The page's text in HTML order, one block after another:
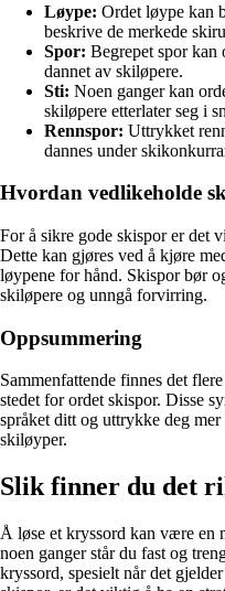
Løype: Ordet løype kan
beskrive de merkede
Spor: Begrepet spor kan
dannet av skiløpere.
Sti: Noen ganger kan
skiløpere etterlater seg i
Rennspor: Uttrykket
dannes under
Hvordan vedlikeholde
For å sikre gode skispor er det
Dette kan gjøres ved å kjøre
løypene for hånd. Skispor bør
skiløpere og unngå forvirring.
Oppsummering
Sammenfattende finnes det
stedet for ordet skispor. Disse
språket ditt og uttrykke deg
skiløyper.
Slik finner du det
Å løse et kryssord kan være en
noen ganger står du fast og
kryssord, spesielt når det